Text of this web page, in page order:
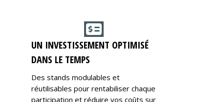
UN INVESTISSEMENT OPTIMISÉ
DANS LE TEMPS
Des stands modulables et
réutilisables pour rentabiliser chaque
participation et réduire vos coûts sur